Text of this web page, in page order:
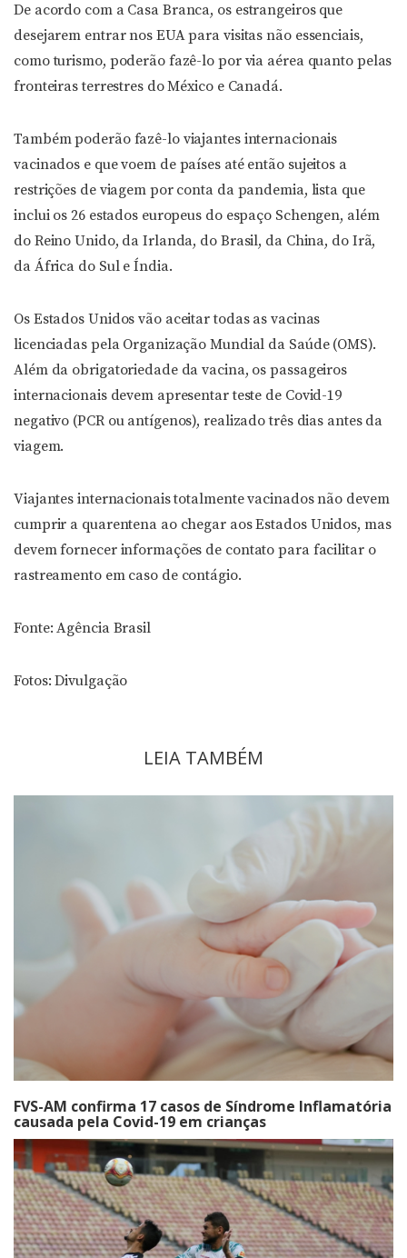
De acordo com a Casa Branca, os estrangeiros que
desejarem entrar nos EUA para visitas não essenciais,
como turismo, poderão fazê-lo por via aérea quanto pelas
fronteiras terrestres do México e Canadá.
Também poderão fazê-lo viajantes internacionais
vacinados e que voem de países até então sujeitos a
restrições de viagem por conta da pandemia, lista que
inclui os 26 estados europeus do espaço Schengen, além
do Reino Unido, da Irlanda, do Brasil, da China, do Irã,
da África do Sul e Índia.
Os Estados Unidos vão aceitar todas as vacinas
licenciadas pela Organização Mundial da Saúde (OMS).
Além da obrigatoriedade da vacina, os passageiros
internacionais devem apresentar teste de Covid-19
negativo (PCR ou antígenos), realizado três dias antes da
viagem.
Viajantes internacionais totalmente vacinados não devem
cumprir a quarentena ao chegar aos Estados Unidos, mas
devem fornecer informações de contato para facilitar o
rastreamento em caso de contágio.
Fonte: Agência Brasil
Fotos: Divulgação
LEIA TAMBÉM
FVS-AM confirma 17 casos de Síndrome Inflamatória
causada pela Covid-19 em crianças